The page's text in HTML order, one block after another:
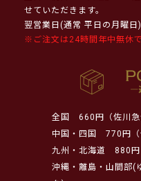
せていただきます。
翌営業日(通常 平日の月曜日
※ご注文は24時間年中無休
全国
660円（佐川急
中国・四国
770円（
九州・北海道
880円
沖縄・離島・山間部(